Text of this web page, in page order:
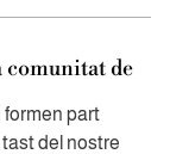
comunitat de
formen part
del nostre